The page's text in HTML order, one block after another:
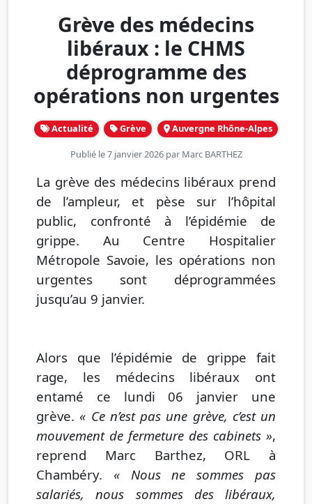
Grève des médecins
libéraux : le CHMS
déprogramme des
opérations non urgentes
Actualité Grève Auvergne Rhône-Alpes
Publié le 7 janvier 2026 par Marc BARTHEZ
La grève des médecins libéraux prend
de l’ampleur, et pèse sur l’hôpital
public, confronté à l’épidémie de
grippe. Au Centre Hospitalier
Métropole Savoie, les opérations non
urgentes sont déprogrammées
jusqu’au 9 janvier.
Alors que l’épidémie de grippe fait
rage, les médecins libéraux ont
entamé ce lundi 06 janvier une
grève. « Ce n’est pas une grève, c’est un
mouvement de fermeture des cabinets »,
reprend Marc Barthez, ORL à
Chambéry. « Nous ne sommes pas
salariés, nous sommes des libéraux,